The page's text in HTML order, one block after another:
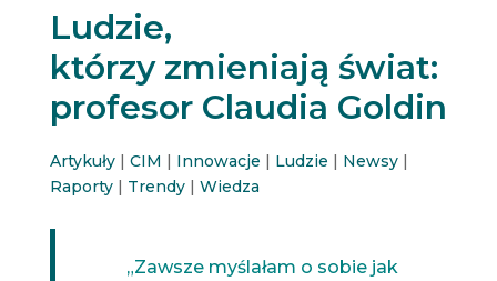
Ludzie,
którzy zmieniają świat:
profesor Claudia Goldin
Artykuły| CIM | Innowacje | Ludzie | Newsy|
Raporty| Trendy| Wiedza
„Zawsze myślałam o sobie jak